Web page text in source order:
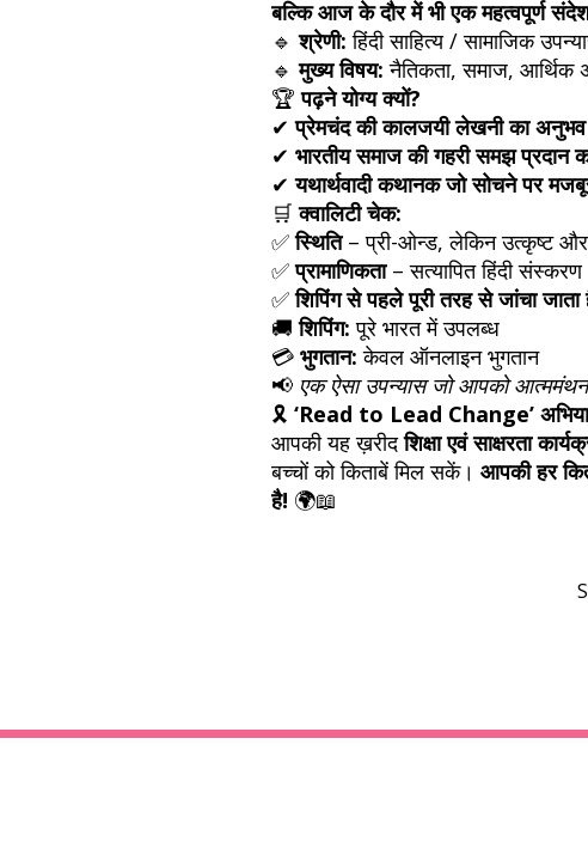
बल्कि आज के दौर में भी एक महत्वपूर्ण
🔹श्रेणी: हिंदी साहित्य / सामाजिक
🔹मुख्य विषय: नैतिकता, समाज, आर्थिक
🏆पढ़ने योग्य क्यों?
✔प्रेमचंद की कालजयी लेखनी का
✔ भारतीय समाज की गहरी समझ प्रदान
✔यथार्थवादी कथानक जो सोचने पर
🛒क्वालिटी चेक:
✅स्थिति– प्री-ओन्ड, लेकिन उत्कृष्ट और
✅प्रामाणिकता– सत्यापित हिंदी संस्करण
✅शिपिंग से पहले पूरी तरह से जांचा जाता
🚚शिपिंग: पूरे भारत में उपलब्ध
💳 भुगतान: केवल ऑनलाइन भुगतान
📢 एक ऐसा उपन्यास जो आपको
🎗 ‘Read to Lead Change’
आपकी यह ख़रीदशिक्षा एवं साक्षरता
बच्चों को किताबें मिल सकें। आपकी हर
है! 🌍📖